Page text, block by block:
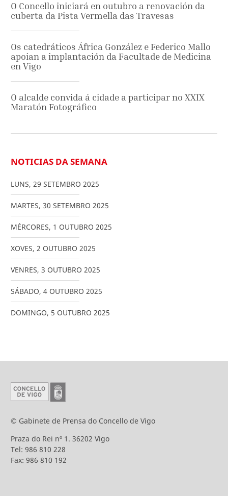
O Concello iniciará en outubro a renovación da
cuberta da Pista Vermella das Travesas
Os catedráticos África González e Federico Mallo
apoian a implantación da Facultade de Medicina
en Vigo
O alcalde convida á cidade a participar no XXIX
Maratón Fotográfico
NOTICIAS DA SEMANA
LUNS, 29 SETEMBRO 2025
MARTES, 30 SETEMBRO 2025
MÉRCORES, 1 OUTUBRO 2025
XOVES, 2 OUTUBRO 2025
VENRES, 3 OUTUBRO 2025
SÁBADO, 4 OUTUBRO 2025
DOMINGO, 5 OUTUBRO 2025
© Gabinete de Prensa do Concello de Vigo
Praza do Rei nº 1. 36202 Vigo
Tel: 986 810 228
Fax: 986 810 192